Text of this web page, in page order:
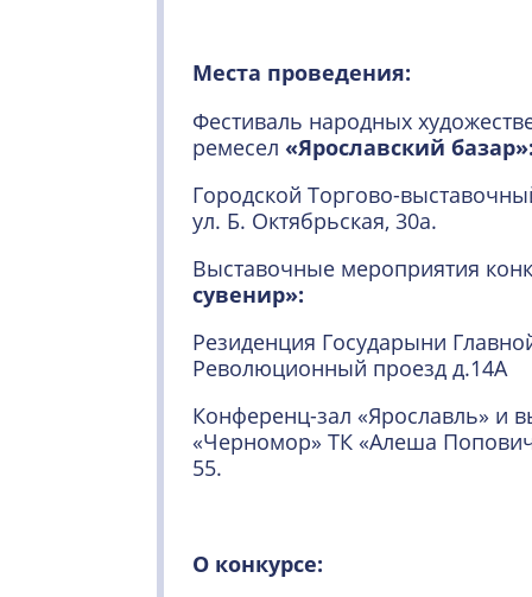
Места проведения:
Фестиваль народных
ремесел «Ярославский
Городской Торгово-
ул. Б. Октябрьская, 30а.
Выставочные мероприятия
сувенир»:
Резиденция Государыни
Революционный проезд д.14А
Конференц-зал «Ярославль» и
«Черномор» ТК «Алеша
55.
О конкурсе: